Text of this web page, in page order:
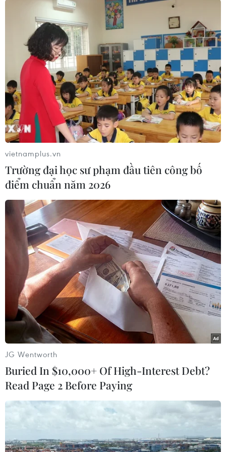
cao nguồn nhân lực; đẩy mạnh cải cách hành
chính; đổi mới, nâng cao hiệu quả công tác xúc
tiến đầu tư...
Thành phố Đà Nẵng sẽ tăng cường và chủ động
tiếp cận các nhà đầu tư chiến lược, các hiệp hội
doanh nghiệp, ngân hàng lớn của các quốc gia
có chính sách chuyển dịch dòng vốn đầu tư để
tập trung kêu gọi đầu tư vào khu công nghệ cao,
khu công nghệ thông tin tập trung, khu công
thu hút tập trung vào các thị trường trọng điểm
gồm: Nhật Bản, Hàn Quốc, Singapore, Hoa Kỳ,
Châu Âu, Đài Loan (Trung Quốc)...
Tại hội nghị, UBND thành phố Đà Nẵng đã tuyên
dương, khen thưởng 23 tập thể, 14 cá nhân và
10 doanh nghiệp đã có thành tích xuất sắc trong
công tác đẩy mạnh thu hút đầu tư vào thành phố
Đà Nẵng giai đoạn 2016-2020.
Theo thống kê của Ban Xúc tiến và Hỗ trợ đầu tư
thành phố Đà Nẵng, về thu hút vốn đầu tư trong
nước, giai đoạn từ năm 2016 đến tháng 11/2020,
Đà Nẵng đã thu hút được 163 dự án với tổng vốn
đăng ký đầu tư là 76.130 tỷ đồng. Các dự án tập
trung vào các lĩnh vực bất động sản – du lịch,
giáo dục, y tế, công nghiệp chế biến, chế tạo...
Riêng trong 3 năm thực hiện chủ đề “Năm đẩy
mạnh thu hút đầu tư” giai đoạn 2018 – 2020, Đà
Nẵng thu hút được 77 dự án với tổng vốn đăng
ký 35.258 tỷ đồng. Tính đến nay, lũy kế toàn
vietnamplus.vn
Trường đại học sư phạm đầu tiên công bố
điểm chuẩn năm 2026
JG Wentworth
Buried In $10,000+ Of High-Interest Debt?
Read Page 2 Before Paying